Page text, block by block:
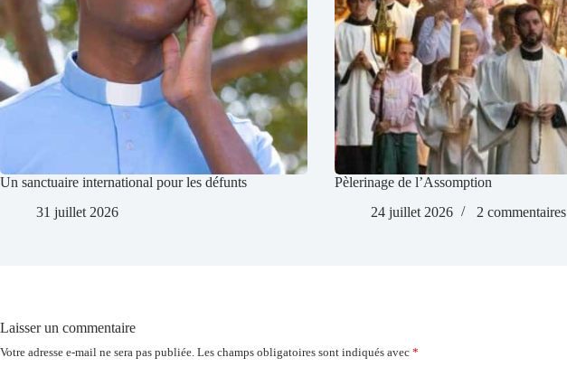
Un sanctuaire international pour les défunts
31 juillet 2026
Pèlerinage de l’Assomption
24 juillet 2026
2 commentaires
Laisser un commentaire
Votre adresse e-mail ne sera pas publiée. Les champs obligatoires sont indiqués avec *